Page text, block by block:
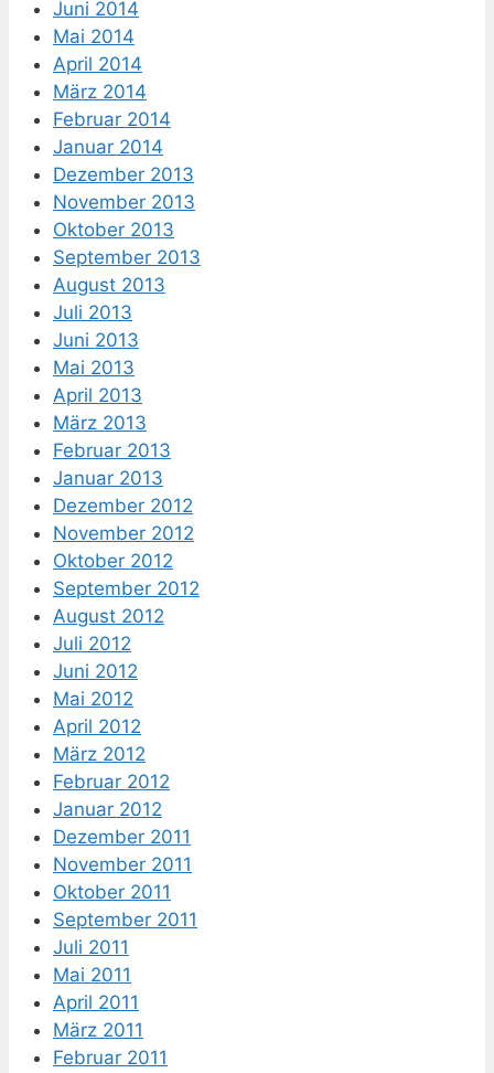
Juni 2014
Mai 2014
April 2014
März 2014
Februar 2014
Januar 2014
Dezember 2013
November 2013
Oktober 2013
September 2013
August 2013
Juli 2013
Juni 2013
Mai 2013
April 2013
März 2013
Februar 2013
Januar 2013
Dezember 2012
November 2012
Oktober 2012
September 2012
August 2012
Juli 2012
Juni 2012
Mai 2012
April 2012
März 2012
Februar 2012
Januar 2012
Dezember 2011
November 2011
Oktober 2011
September 2011
Juli 2011
Mai 2011
April 2011
März 2011
Februar 2011